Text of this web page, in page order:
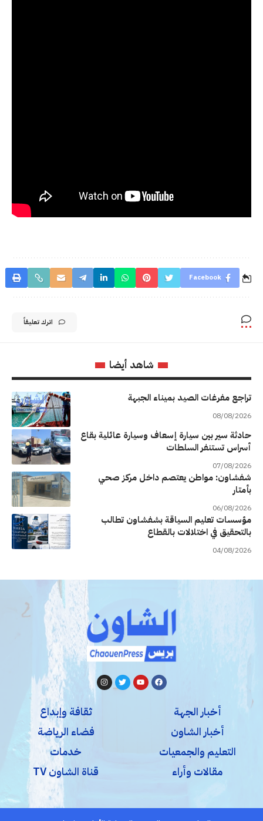
Facebook
اترك تعليقاً
شاهد أيضا
تراجع مفرغات الصيد بميناء الجبهة
08/08/2026
حادثة سير بين سيارة إسعاف وسيارة عائلية بقاع
أسراس تستنفر السلطات
07/08/2026
شفشاون: مواطن يعتصم داخل مركز صحي
بأمتار
06/08/2026
مؤسسات تعليم السياقة بشفشاون تطالب
بالتحقيق في اختلالات بالقطاع
04/08/2026
أخبار الجهة
أخبار الشاون
التعليم والجمعيات
مقالات وأراء
ثقافة وإبداع
فضاء الرياضة
خدمات
قناة الشاون TV